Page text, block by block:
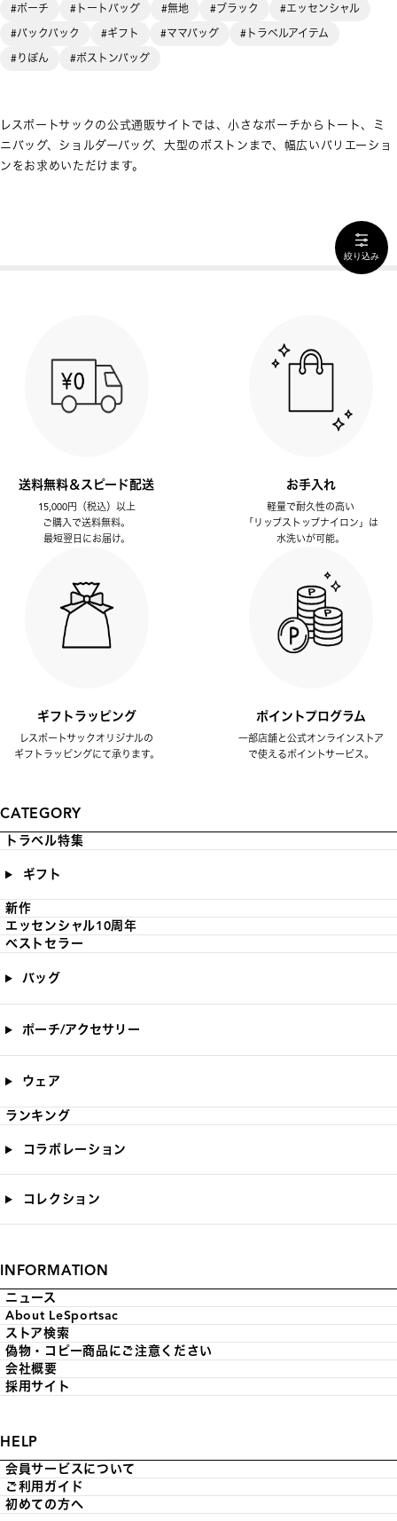
#ポーチ #トートバッグ #無地 #ブラック
#エッセンシャル
#バックパック
#ギフト #ママバッグ
#トラベルアイテム
#りぼん
#ボストンバッグ
レスポートサックの公式通販サイトでは、小さなポーチからトート、ミ
ニバッグ、ショルダーバッグ、大型のボストンまで、幅広いバリエーショ
ンをお求めいただけます。
絞り込み
送料無料＆スピード配送
15,000円（税込）以上
ご購入で送料無料。
最短翌日にお届け。
お手入れ
軽量で耐久性の高い
「リップストップナイロン」は
水洗いが可能。
ギフトラッピング
レスポートサックオリジナルの
ギフトラッピングにて承ります。
ポイントプログラム
一部店舗と公式オンラインストア
で使えるポイントサービス。
CATEGORY
トラベル特集
ギフト
新作
エッセンシャル10周年
ベストセラー
バッグ
ポーチ/アクセサリー
ウェア
ランキング
コラボレーション
コレクション
INFORMATION
ニュース
About LeSportsac
ストア検索
偽物・コピー商品にご注意ください
会社概要
採用サイト
HELP
会員サービスについて
ご利用ガイド
初めての方へ